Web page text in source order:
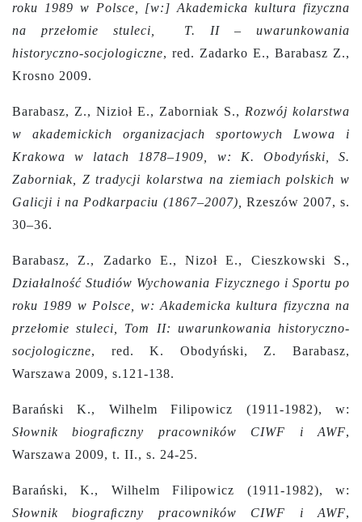
roku 1989 w Polsce, [w:] Akademicka kultura fizyczna
na przełomie stuleci, T. II – uwarunkowania
historyczno-socjologiczne, red. Zadarko E., Barabasz Z.,
Krosno 2009.
Barabasz, Z., Nizioł E., Zaborniak S., Rozwój kolarstwa
w akademickich organizacjach sportowych Lwowa i
Krakowa w latach 1878–1909, w: K. Obodyński, S.
Zaborniak, Z tradycji kolarstwa na ziemiach polskich w
Galicji i na Podkarpaciu (1867–2007),
Rzeszów 2007, s.
30–36.
Barabasz, Z., Zadarko E., Nizoł E., Cieszkowski S.,
Działalność Studiów Wychowania Fizycznego i Sportu po
roku 1989 w Polsce, w: Akademicka kultura fizyczna na
przełomie stuleci, Tom II: uwarunkowania historyczno-
socjologiczne,
red. K. Obodyński, Z. Barabasz,
Warszawa 2009, s.121-138.
Barański K., Wilhelm Filipowicz (1911-1982), w:
Słownik biograﬁczny pracowników CIWF i AWF,
Warszawa 2009, t. II., s. 24-25.
Barański, K., Wilhelm Filipowicz (1911-1982), w:
Słownik biograﬁczny pracowników CIWF i AWF,